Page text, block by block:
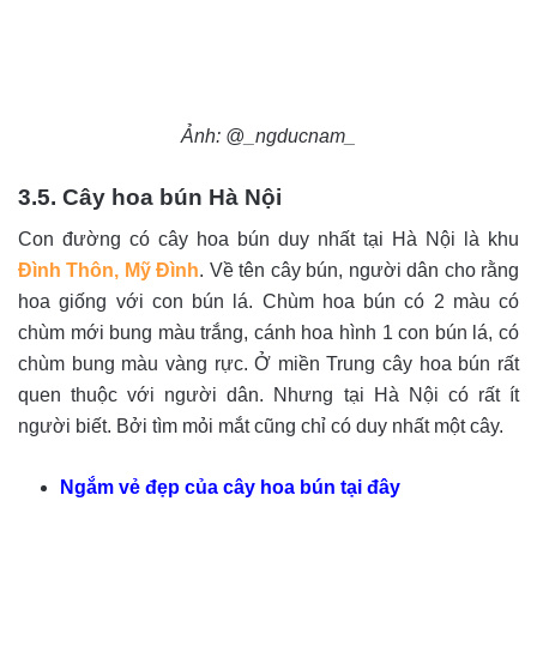
Ảnh: @_ngducnam_
3.5. Cây hoa bún Hà Nội
Con đường có cây hoa bún duy nhất tại Hà Nội là khu
Đình Thôn, Mỹ Đình. Về tên cây bún, người dân cho rằng
hoa giống với con bún lá. Chùm hoa bún có 2 màu có
chùm mới bung màu trắng, cánh hoa hình 1 con bún lá, có
chùm bung màu vàng rực. Ở miền Trung cây hoa bún rất
quen thuộc với người dân. Nhưng tại Hà Nội có rất ít
người biết. Bởi tìm mỏi mắt cũng chỉ có duy nhất một cây.
Ngắm vẻ đẹp của cây hoa bún tại đây